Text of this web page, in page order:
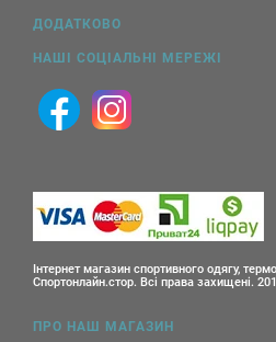
ДОДАТКОВО
НАШІ СОЦІАЛЬНІ МЕРЕЖІ
Інтернет магазин спортивного одягу,
Спортонлайн.стор. Всі права захищені.
ПРО НАШ МАГАЗИН